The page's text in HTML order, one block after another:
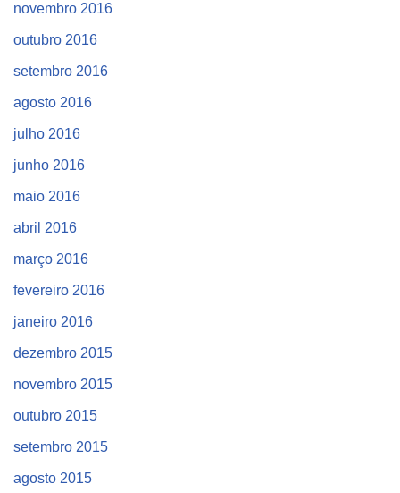
novembro 2016
outubro 2016
setembro 2016
agosto 2016
julho 2016
junho 2016
maio 2016
abril 2016
março 2016
fevereiro 2016
janeiro 2016
dezembro 2015
novembro 2015
outubro 2015
setembro 2015
agosto 2015